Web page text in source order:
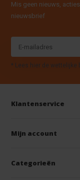
Mis geen nieuws,
nieuwsbrief
* Lees hier de wettelijke
Klantenservice
Mijn account
Categorieën